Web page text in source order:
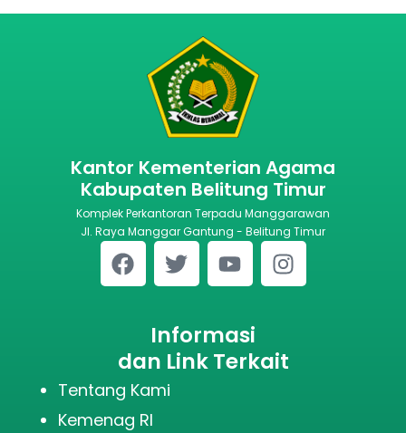
Kantor Kementerian Agama
Kabupaten Belitung Timur
Komplek Perkantoran Terpadu Manggarawan
Jl. Raya Manggar Gantung - Belitung Timur
Informasi
dan Link Terkait
Tentang Kami
Kemenag RI